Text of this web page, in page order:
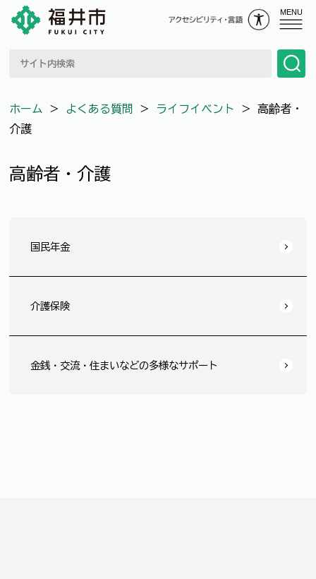
MENU
ホーム ＞ よくある質問 ＞ ライフイベント ＞ 高齢者・
介護
高齢者・介護
国民年金
介護保険
金銭・交流・住まいなどの多様なサポート